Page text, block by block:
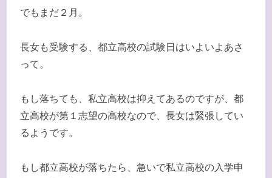
でもまだ２月。
長女も受験する、都立高校の試験日はいよいよあさ
って。
もし落ちても、私立高校は抑えてあるのですが、都
立高校が第１志望の高校なので、長女は緊張してい
るようです。
もし都立高校が落ちたら、急いで私立高校の入学申